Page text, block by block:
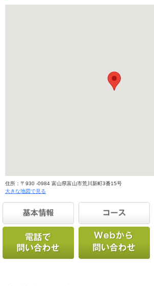
住所：〒930 -0984 富山県富山市荒川新町3番15号
大きな地図で見る